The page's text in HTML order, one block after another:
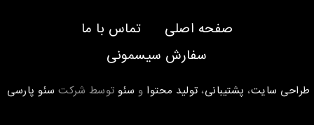
صفحه اصلی
تماس با ما
سفارش سیسمونی
طراحی سایت، پشتیبانی، تولید محتوا و سئو توسط شرکت سئو پارسی